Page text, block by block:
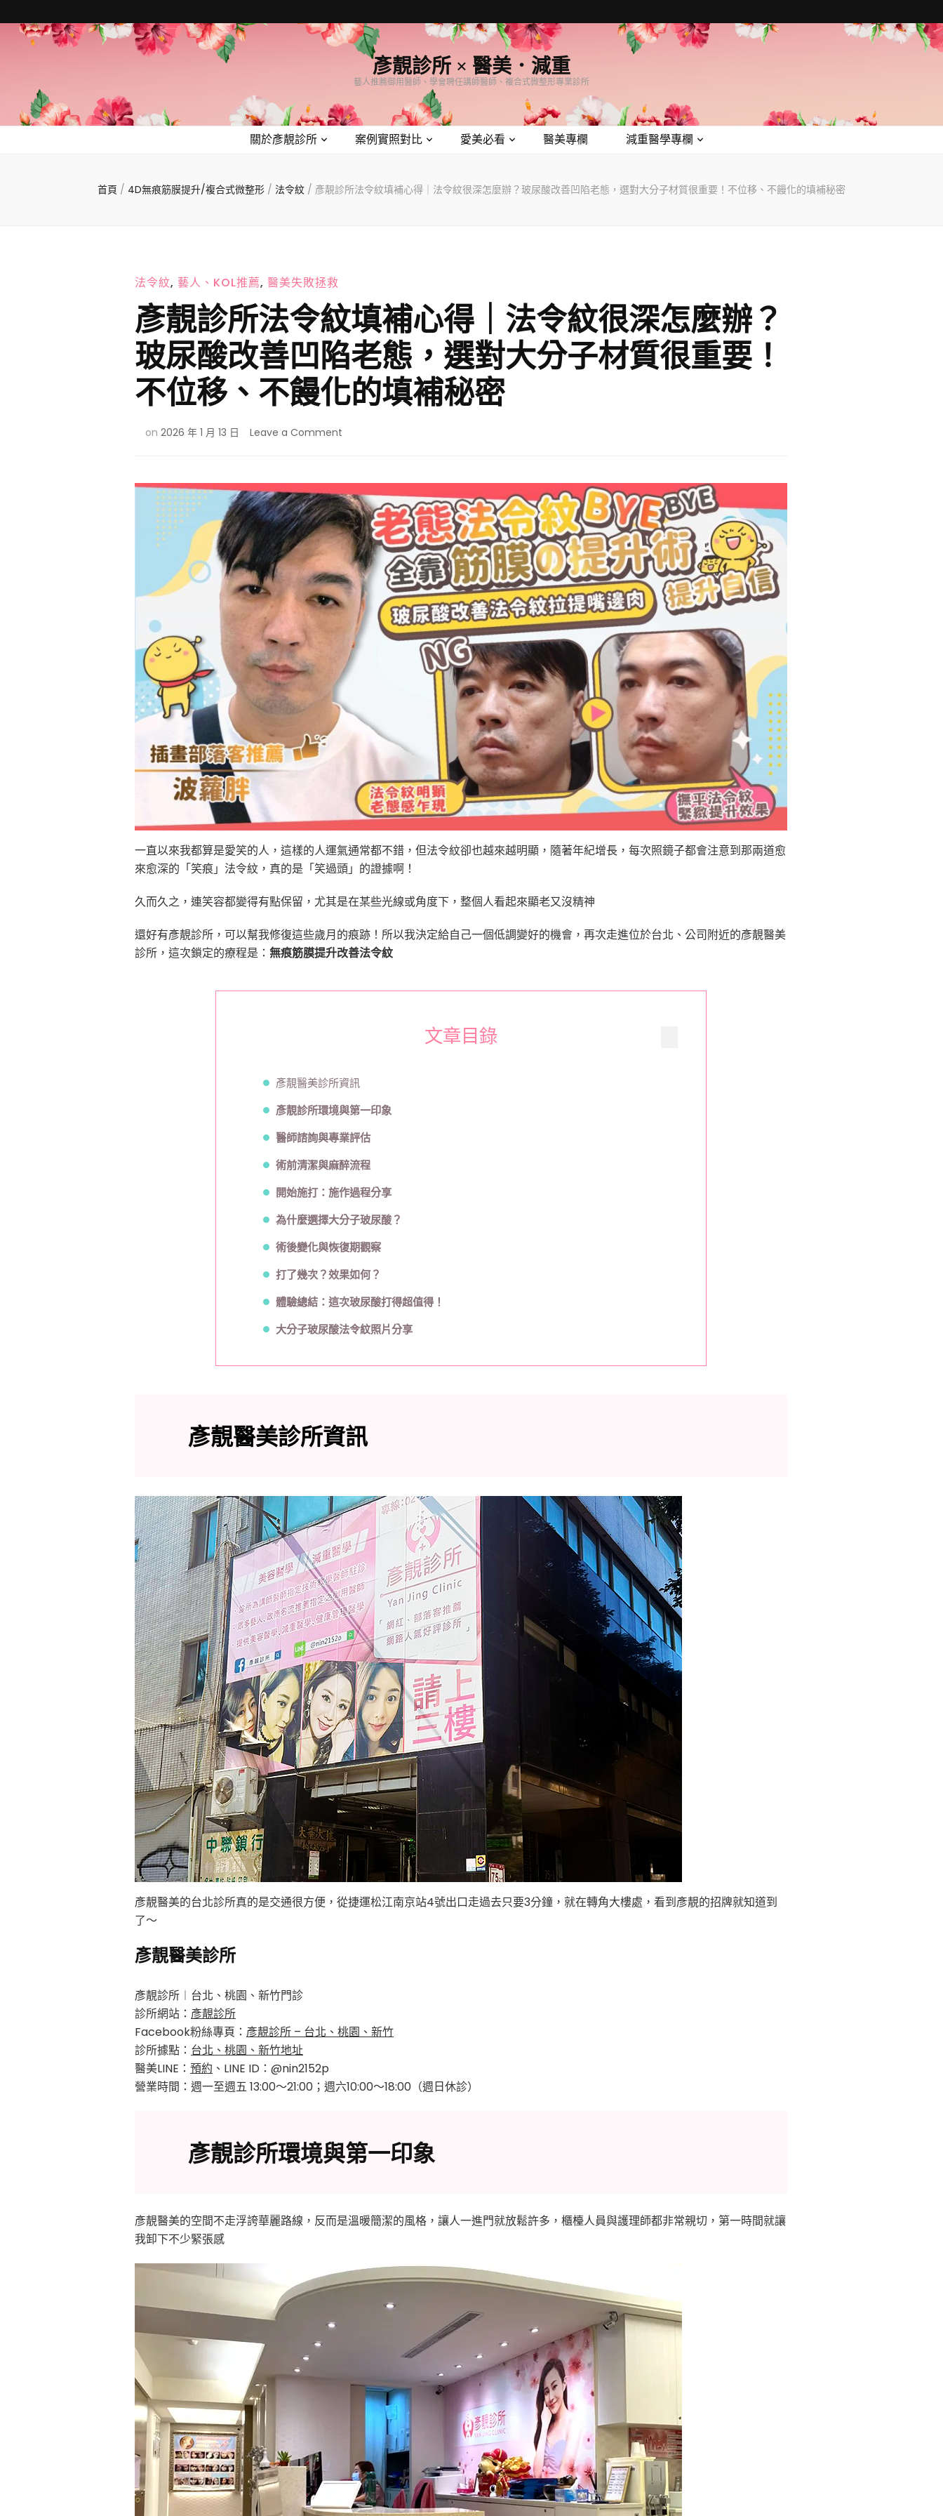
彥靚診所 × 醫美．減重
藝人推薦御用醫師、學會聘任講師醫師、複合式微整形專業診所
關於彥靚診所 案例實照對比 愛美必看 醫美專欄 減重醫學專欄
首頁 / 4D無痕筋膜提升/複合式微整形 / 法令紋 / 彥靚診所法令紋填補心得｜法令紋很深怎麼辦？玻尿酸改善凹陷老態，選對大分子材質很重要！不位移、不饅化的填補秘密
法令紋, 藝人、KOL推薦, 醫美失敗拯救
彥靚診所法令紋填補心得｜法令紋很深怎麼辦？
玻尿酸改善凹陷老態，選對大分子材質很重要！
不位移、不饅化的填補秘密
on 2026 年 1 月 13 日 Leave a Comment
所
法
令
紋
填
補
心
得
｜
紋
很
深
麼
辦？
玻
陷
老
態，
選
大
子
材
質
重
饅
的
補
密
一直以來我都算是愛笑的人，這樣的人運氣通常都不錯，但法令紋卻也越來越明顯，隨著年紀增長，每次照鏡子都會注意到那兩道愈
來愈深的「笑痕」法令紋，真的是「笑過頭」的證據啊！
久而久之，連笑容都變得有點保留，尤其是在某些光線或角度下，整個人看起來顯老又沒精神
還好有彥靚診所，可以幫我修復這些歲月的痕跡！所以我決定給自己一個低調變好的機會，再次走進位於台北、公司附近的彥靚醫美
診所，這次鎖定的療程是： 無痕筋膜提升改善法令紋
文章目錄
彥靚醫美診所資訊
彥靚診所環境與第一印象
醫師諮詢與專業評估
術前清潔與麻醉流程
開始施打：施作過程分享
為什麼選擇大分子玻尿酸？
術後變化與恢復期觀察
打了幾次？效果如何？
體驗總結：這次玻尿酸打得超值得！
大分子玻尿酸法令紋照片分享
彥靚醫美診所資訊
彥靚醫美的台北診所真的是交通很方便，從捷運松江南京站4號出口走過去只要3分鐘，就在轉角大樓處，看到彥靚的招牌就知道到
了～
彥靚醫美診所
彥靚診所︱台北、桃園、新竹門診
診所網站： 彥靚診所
Facebook粉絲專頁： 彥靚診所 – 台北、桃園、新竹
診所據點： 台北、桃園、新竹地址
醫美LINE： 預約 、LINE ID：@nin2152p
營業時間：週一至週五 13:00～21:00；週六10:00～18:00（週日休診）
彥靚診所環境與第一印象
彥靚醫美的空間不走浮誇華麗路線，反而是溫暖簡潔的風格，讓人一進門就放鬆許多，櫃檯人員與護理師都非常親切，第一時間就讓
我卸下不少緊張感